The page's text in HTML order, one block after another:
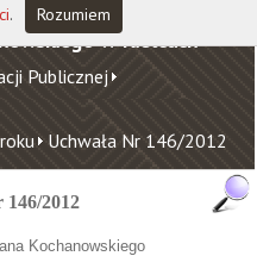
w Kielcach
Publicznej
Uchwała Nr 146/2012
146/2012
Kochanowskiego
. Rozumiem